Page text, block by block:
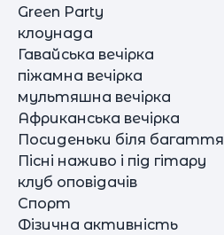
Green Party
клоунада
Гавайська вечірка
піжамна вечірка
мультяшна вечірка
Африканська вечірка
Посиденьки біля багаття
Пісні наживо і під гітару
клуб оповідачів
Спорт
Фізична активність